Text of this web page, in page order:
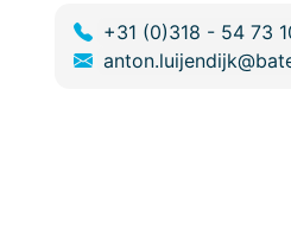
+31 (0)318 - 54 73